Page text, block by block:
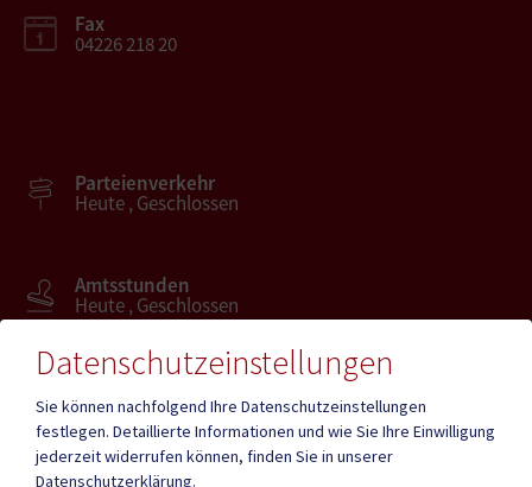
Fax
04226 218 20
Parteienverkehr
Heute , Geschlossen
Amtsstunden
Heute , Geschlossen
Quicklinks
Datenschutzeinstellungen
Sie können nachfolgend Ihre Datenschutzeinstellungen
festlegen. Detaillierte Informationen und wie Sie Ihre Einwilligung
jederzeit widerrufen können, finden Sie in unserer
Datenschutzerklärung.